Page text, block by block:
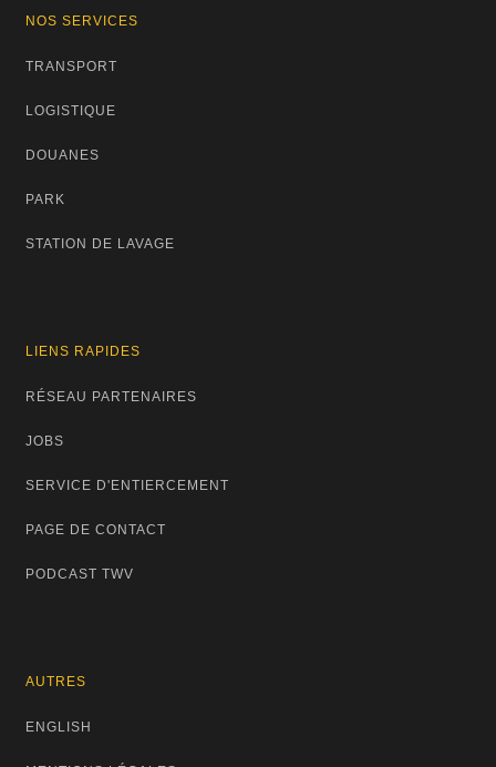
NOS SERVICES
TRANSPORT
LOGISTIQUE
DOUANES
PARK
STATION DE LAVAGE
LIENS RAPIDES
RÉSEAU PARTENAIRES
JOBS
SERVICE D'ENTIERCEMENT
PAGE DE CONTACT
PODCAST TWV
AUTRES
ENGLISH